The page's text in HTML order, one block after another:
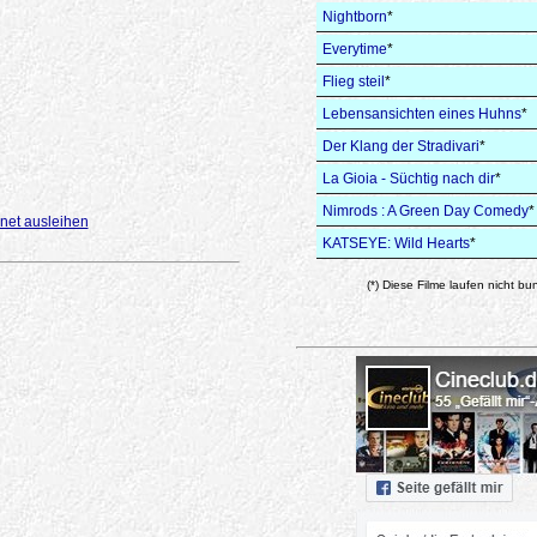
ausleihen
Nightborn*
Everytime*
Flieg steil *
Lebensansichten eines Huhns*
Der Klang der Stradivari*
La Gioia - Süchtig nach dir*
Nimrods : A Green Day Comedy*
KATSEYE: Wild Hearts*
(*) Diese Filme laufen nicht